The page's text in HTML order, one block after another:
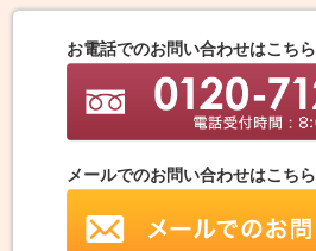
お電話でのお問い合わせはこちら
メールでのお問い合わせはこちら